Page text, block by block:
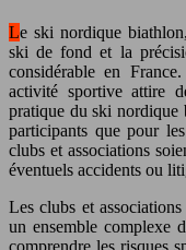
Le ski nordique biathlon, une discipline combinant l’endurance du
ski de fond et la
considérable en
activité sportive attire
pratique du ski nordique
participants que pour
clubs et associations
éventuels accidents ou
Les clubs et
un ensemble complexe
comprendre les risques